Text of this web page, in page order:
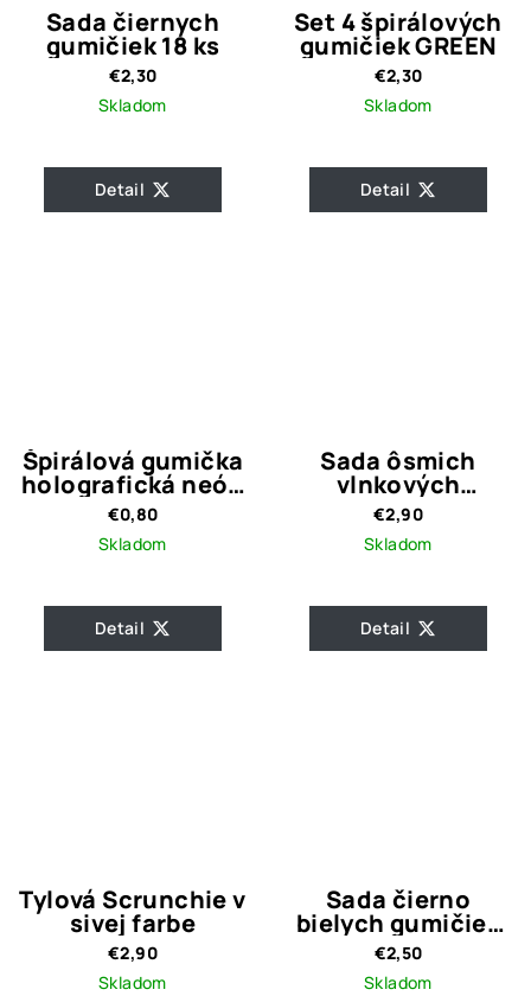
Sada čiernych
gumičiek 18 ks
€2,30
Skladom
Detail
Set 4 špirálových
gumičiek GREEN
€2,30
Skladom
Detail
Špirálová gumička
holografická neón
žltá
€0,80
Skladom
Detail
Sada ôsmich
vlnkových
gumičiek
€2,90
Skladom
Detail
Tylová Scrunchie v
sivej farbe
€2,90
Skladom
Sada čierno
bielych gumičiek
12 ks
€2,50
Skladom